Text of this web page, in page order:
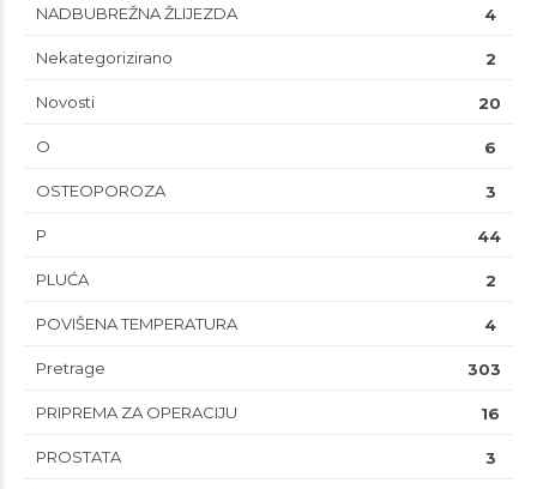
NADBUBREŽNA ŽLIJEZDA 4
Nekategorizirano 2
Novosti 20
O 6
OSTEOPOROZA 3
P 44
PLUĆA 2
POVIŠENA TEMPERATURA 4
Pretrage 303
PRIPREMA ZA OPERACIJU 16
PROSTATA 3